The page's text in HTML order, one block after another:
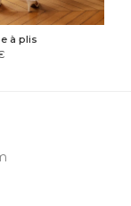
à plis